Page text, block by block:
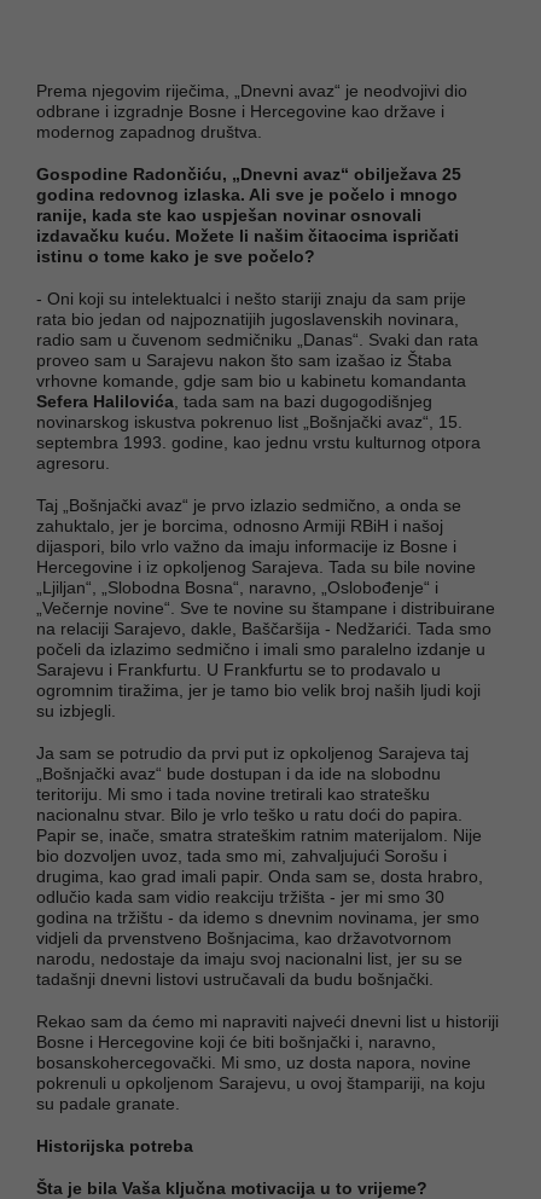
Prema njegovim riječima, „Dnevni avaz“ je neodvojivi dio
odbrane i izgradnje Bosne i Hercegovine kao države i
modernog zapadnog društva.
Gospodine Radončiću, „Dnevni avaz“ obilježava 25
godina redovnog izlaska. Ali sve je počelo i mnogo
ranije, kada ste kao uspješan novinar osnovali
izdavačku kuću. Možete li našim čitaocima ispričati
istinu o tome kako je sve počelo?
- Oni koji su intelektualci i nešto stariji znaju da sam prije
rata bio jedan od najpoznatijih jugoslavenskih novinara,
radio sam u čuvenom sedmičniku „Danas“. Svaki dan rata
proveo sam u Sarajevu nakon što sam izašao iz Štaba
vrhovne komande, gdje sam bio u kabinetu komandanta
Sefera Halilovića , tada sam na bazi dugogodišnjeg
novinarskog iskustva pokrenuo list „Bošnjački avaz“, 15.
septembra 1993. godine, kao jednu vrstu kulturnog otpora
agresoru.
Taj „Bošnjački avaz“ je prvo izlazio sedmično, a onda se
zahuktalo, jer je borcima, odnosno Armiji RBiH i našoj
dijaspori, bilo vrlo važno da imaju informacije iz Bosne i
Hercegovine i iz opkoljenog Sarajeva. Tada su bile novine
„Ljiljan“, „Slobodna Bosna“, naravno, „Oslobođenje“ i
„Večernje novine“. Sve te novine su štampane i distribuirane
na relaciji Sarajevo, dakle, Baščaršija - Nedžarići. Tada smo
počeli da izlazimo sedmično i imali smo paralelno izdanje u
Sarajevu i Frankfurtu. U Frankfurtu se to prodavalo u
ogromnim tiražima, jer je tamo bio velik broj naših ljudi koji
su izbjegli.
Ja sam se potrudio da prvi put iz opkoljenog Sarajeva taj
„Bošnjački avaz“ bude dostupan i da ide na slobodnu
teritoriju. Mi smo i tada novine tretirali kao stratešku
nacionalnu stvar. Bilo je vrlo teško u ratu doći do papira.
Papir se, inače, smatra strateškim ratnim materijalom. Nije
bio dozvoljen uvoz, tada smo mi, zahvaljujući Sorošu i
drugima, kao grad imali papir. Onda sam se, dosta hrabro,
odlučio kada sam vidio reakciju tržišta - jer mi smo 30
godina na tržištu - da idemo s dnevnim novinama, jer smo
vidjeli da prvenstveno Bošnjacima, kao državotvornom
narodu, nedostaje da imaju svoj nacionalni list, jer su se
tadašnji dnevni listovi ustručavali da budu bošnjački.
Rekao sam da ćemo mi napraviti najveći dnevni list u historiji
Bosne i Hercegovine koji će biti bošnjački i, naravno,
bosanskohercegovački. Mi smo, uz dosta napora, novine
pokrenuli u opkoljenom Sarajevu, u ovoj štampariji, na koju
su padale granate.
Historijska potreba
Šta je bila Vaša ključna motivacija u to vrijeme?